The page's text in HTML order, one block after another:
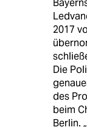
2017
Die
des
beim
Berlin.